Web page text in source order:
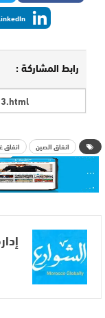
رابط المشاركة :
انفاق الصين انفاق